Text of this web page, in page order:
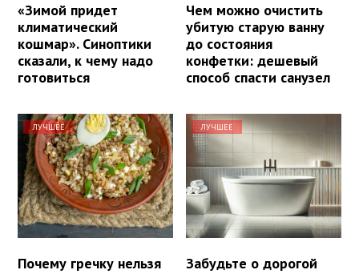
«Зимой придет
климатический
кошмар». Синоптики
сказали, к чему надо
готовиться
Чем можно очистить
убитую старую ванну
до состояния
конфетки: дешевый
способ спасти санузел
ЛУЧШЕЕ
Почему гречку нельзя
ЛУЧШЕЕ
Забудьте о дорогой